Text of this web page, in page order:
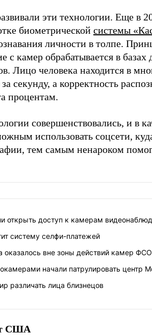
эти технологии. Еще в
биометрической системы
личности в толпе.
с камер обрабатывается в базах
Лицо человека находится в
секунду, а корректность
процентам.
совершенствовались, и в
использовать соцсети,
тем самым ненароком
открыть доступ к камерам
систему селфи-платежей
оказалось вне зоны действий камер ФСО
начали патрулировать центр
различать лица близнецов
США